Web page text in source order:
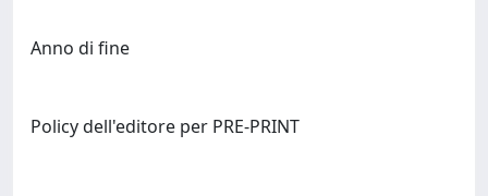
Anno di fine
Policy dell'editore per PRE-PRINT